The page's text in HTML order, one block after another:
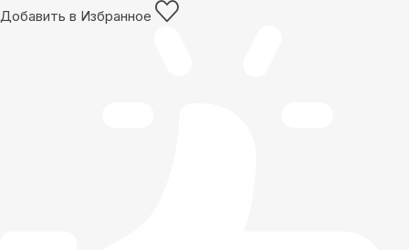
Добавить в Избранное